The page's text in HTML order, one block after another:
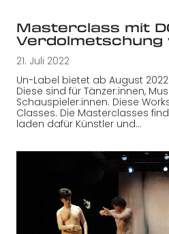
Masterclass mit
Verdolmetschung
21. Juli 2022
Un-Label bietet ab August
Diese sind für Tänzer:innen,
Schauspieler:innen. Diese
Classes. Die Masterclasses
laden dafür Künstler und…